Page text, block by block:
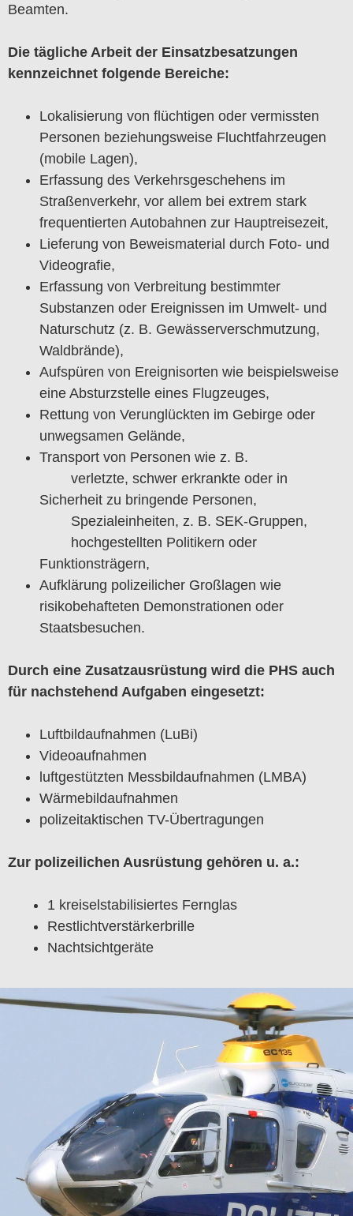
Beamten.
Die tägliche Arbeit der Einsatzbesatzungen
kennzeichnet folgende Bereiche:
Lokalisierung von flüchtigen oder vermissten
Personen beziehungsweise Fluchtfahrzeugen
(mobile Lagen),
Erfassung des Verkehrsgeschehens im
Straßenverkehr, vor allem bei extrem stark
frequentierten Autobahnen zur Hauptreisezeit,
Lieferung von Beweismaterial durch Foto- und
Videografie,
Erfassung von Verbreitung bestimmter
Substanzen oder Ereignissen im Umwelt- und
Naturschutz (z. B. Gewässerverschmutzung,
Waldbrände),
Aufspüren von Ereignisorten wie beispielsweise
eine Absturzstelle eines Flugzeuges,
Rettung von Verunglückten im Gebirge oder
unwegsamen Gelände,
Transport von Personen wie z. B.
verletzte, schwer erkrankte oder in
Sicherheit zu bringende Personen,
Spezialeinheiten, z. B. SEK-Gruppen,
hochgestellten Politikern oder
Funktionsträgern,
Aufklärung polizeilicher Großlagen wie
risikobehafteten Demonstrationen oder
Staatsbesuchen.
Durch eine Zusatzausrüstung wird die PHS auch
für nachstehend Aufgaben eingesetzt:
Luftbildaufnahmen (LuBi)
Videoaufnahmen
luftgestützten Messbildaufnahmen (LMBA)
Wärmebildaufnahmen
polizeitaktischen TV-Übertragungen
Zur polizeilichen Ausrüstung gehören u. a.:
1 kreiselstabilisiertes Fernglas
Restlichtverstärkerbrille
Nachtsichtgeräte